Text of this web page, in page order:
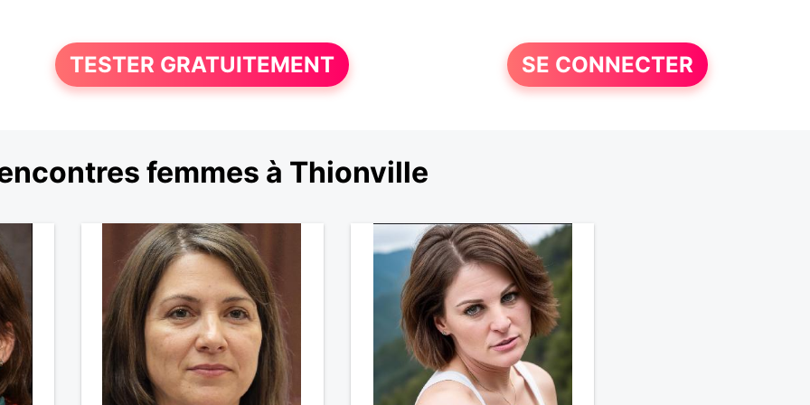
TESTER GRATUITEMENT SE CONNECTER
femmes à Thionville